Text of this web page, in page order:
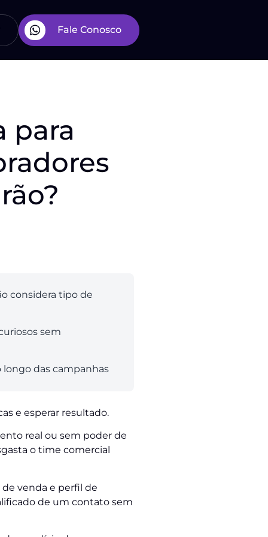
Fale Conosco
para
considera tipo de
sem
das campanhas
e esperar resultado.
real ou sem poder de
o time comercial
venda e perfil de
de um contato sem